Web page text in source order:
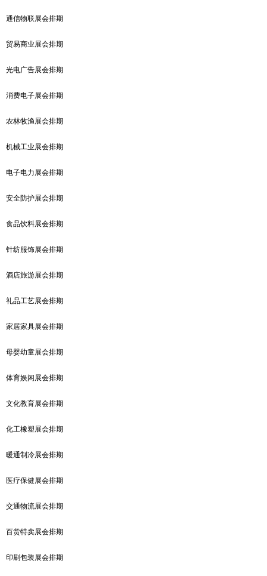
通信物联展会排期
贸易商业展会排期
光电广告展会排期
消费电子展会排期
农林牧渔展会排期
机械工业展会排期
电子电力展会排期
安全防护展会排期
食品饮料展会排期
针纺服饰展会排期
酒店旅游展会排期
礼品工艺展会排期
家居家具展会排期
母婴幼童展会排期
体育娱闲展会排期
文化教育展会排期
化工橡塑展会排期
暖通制冷展会排期
医疗保健展会排期
交通物流展会排期
百货特卖展会排期
印刷包装展会排期